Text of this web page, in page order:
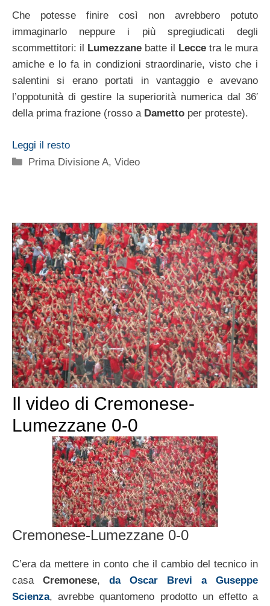
Che potesse finire così non avrebbero potuto
immaginarlo neppure i più spregiudicati degli
scommettitori: il
Lumezzane batte il Leccetra le mura
amiche e lo fa in condizioni straordinarie, visto che i
salentini si erano portati in vantaggio e avevano
l’oppotunità di gestire la superiorità numerica dal 36′
della prima frazione (rosso a Dametto per proteste).
Leggi il resto
Categorie
Prima Divisione A,Video
Il video di Cremonese-
Lumezzane 0-0
Cremonese-Lumezzane 0-0
C’era da mettere in conto che il cambio del tecnico in
casa Cremonese, da Oscar Brevi a Guseppe
Scienza, avrebbe quantomeno prodotto un effetto a